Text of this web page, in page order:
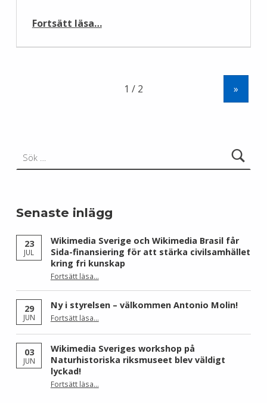
Fortsätt läsa“Att genom delaktighet demokratisera den digitala dialogen”
…
»
Senaste inlägg
23
JUL
Wikimedia Sverige och Wikimedia Brasil får
Sida-finansiering för att stärka civilsamhället
kring fri kunskap
Fortsätt läsa“Wikimedia Sverige och Wikimedia Brasil får Sida-finansiering för att stärka civilsamhället kring fri kunskap”
…
29
JUN
Ny i styrelsen – välkommen Antonio Molin!
Fortsätt läsa“Ny i styrelsen – välkommen Antonio Molin!”
…
03
JUN
Wikimedia Sveriges workshop på
Naturhistoriska riksmuseet blev väldigt
lyckad!
Fortsätt läsa“Wikimedia Sveriges workshop på Naturhistoriska riksmuseet blev väldigt lyckad!”
…